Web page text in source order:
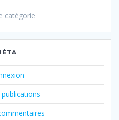
catégorie
publications